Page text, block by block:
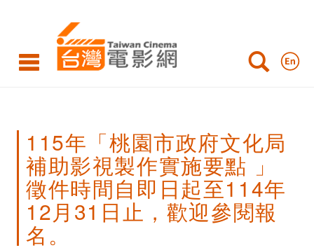
「桃
市
115年「桃園市政府文化局
補助影視製作實施要點 」
徵件時間自即日起至114年
12月31日止，歡迎參閱報
名。